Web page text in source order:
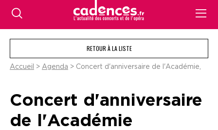
RETOUR À LA LISTE
Accueil > Agenda > Concert d'anniversaire de l'Académie,
Concert d'anniversaire
de l'Académie